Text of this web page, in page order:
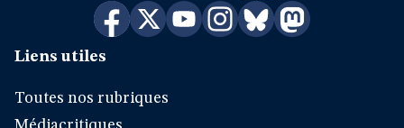
Liens utiles
Toutes nos rubriques